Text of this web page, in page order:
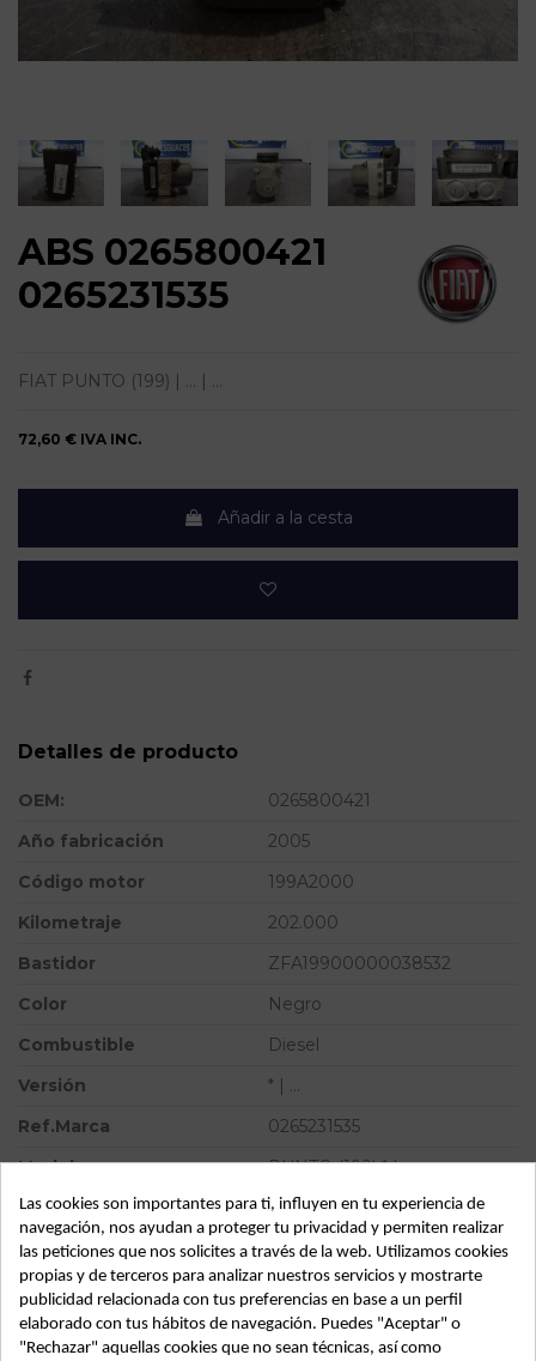
ABS 0265800421
0265231535
FIAT PUNTO (199) | ... | ...
72,60 € IVA INC.
Añadir a la cesta
Detalles de producto
OEM:
0265800421
Año fabricación
2005
Código motor
199A2000
Kilometraje
202.000
Bastidor
ZFA19900000038532
Color
Negro
Combustible
Diesel
Versión
* | ...
Ref.Marca
0265231535
Modelo
PUNTO (199) * | ...
Tipo vehículo
Turismo
Almacén
49349
SubAlmacén
383
SubSubAlmacén
100029795
Las cookies son importantes para ti, influyen en tu experiencia de
navegación, nos ayudan a proteger tu privacidad y permiten realizar
las peticiones que nos solicites a través de la web. Utilizamos cookies
propias y de terceros para analizar nuestros servicios y mostrarte
publicidad relacionada con tus preferencias en base a un perfil
elaborado con tus hábitos de navegación. Puedes "Aceptar" o
"Rechazar" aquellas cookies que no sean técnicas, así como